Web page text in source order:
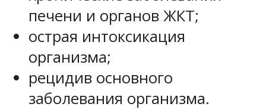
печени и органов ЖКТ;
острая интоксикация
организма;
рецидив основного
заболевания организма.